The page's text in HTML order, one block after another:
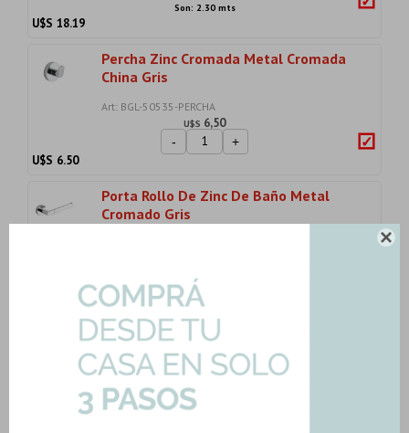

Son: 2.30 mts
U$S 18.19
Percha Zinc Cromada Metal Cromada
China Gris
Art: BGL-50535-PERCHA
U$S 6,50
- +
U$S 6.50
Porta Rollo De Zinc De Baño Metal
Cromado Gris
11.90
1K Bolsa Pastina Flexible Universal
Color Beige...
Art: P-PASTINA-BEIGE
U$S